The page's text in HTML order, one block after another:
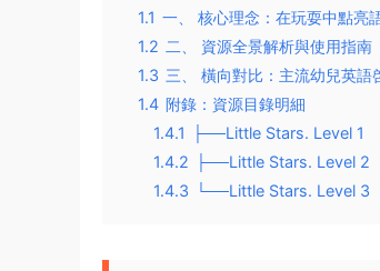
1.1 一、 核心理念：在玩耍中點亮
1.2 二、 資源全景解析與使用指南
1.3 三、 橫向對比：主流幼兒英語
1.4 附錄：資源目錄明細
1.4.1
├──Little Stars. Level 1
1.4.2
├──Little Stars. Level 2
1.4.3
└──Little Stars. Level 3